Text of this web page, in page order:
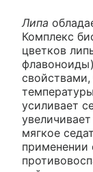
Липа
Комплекс
цветков
усиливает
мягкое
применении